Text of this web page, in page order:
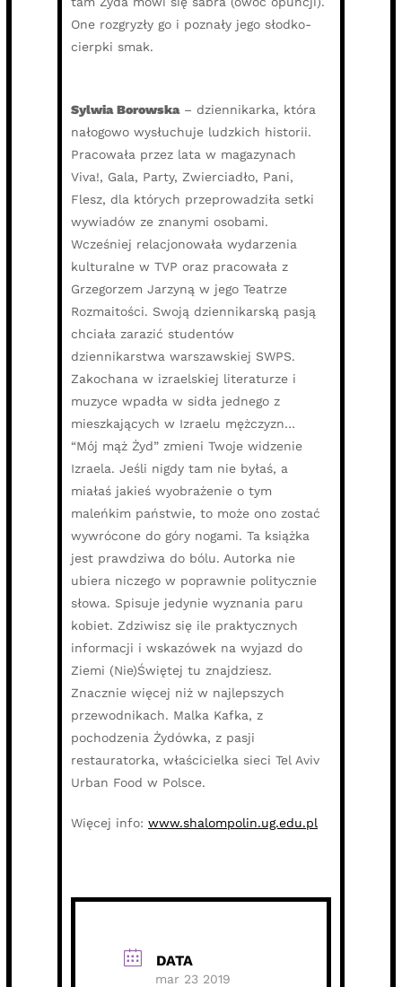
One rozgryzły go i poznały jego słodko-
cierpki smak.
Sylwia Borowska – dziennikarka, która
nałogowo wysłuchuje ludzkich historii.
Pracowała przez lata w magazynach
Viva!, Gala, Party, Zwierciadło, Pani,
Flesz, dla których przeprowadziła setki
wywiadów ze znanymi osobami.
Wcześniej relacjonowała wydarzenia
kulturalne w TVP oraz pracowała z
Grzegorzem Jarzyną w jego Teatrze
Rozmaitości. Swoją dziennikarską pasją
chciała zarazić studentów
dziennikarstwa warszawskiej SWPS.
Zakochana w izraelskiej literaturze i
muzyce wpadła w sidła jednego z
mieszkających w Izraelu mężczyzn…
“Mój mąż Żyd” zmieni Twoje widzenie
Izraela. Jeśli nigdy tam nie byłaś, a
miałaś jakieś wyobrażenie o tym
maleńkim państwie, to może ono zostać
wywrócone do góry nogami. Ta książka
jest prawdziwa do bólu. Autorka nie
ubiera niczego w poprawnie politycznie
słowa. Spisuje jedynie wyznania paru
kobiet. Zdziwisz się ile praktycznych
informacji i wskazówek na wyjazd do
Ziemi (Nie)Świętej tu znajdziesz.
Znacznie więcej niż w najlepszych
przewodnikach. Malka Kafka, z
pochodzenia Żydówka, z pasji
restauratorka, właścicielka sieci Tel Aviv
Urban Food w Polsce.
Więcej info: www.shalompolin.ug.edu.pl
DATA
mar 23 2019